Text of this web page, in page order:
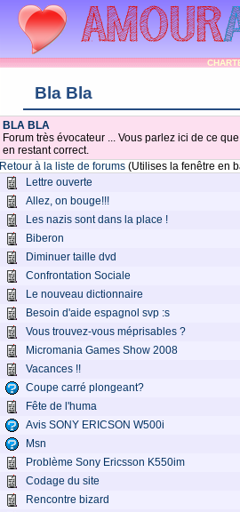
Bla Bla
BLA BLA
Forum très évocateur ... Vous parlez ici de ce
en restant correct.
Retour à la liste de forums (Utilises la fenêtre en
Lettre ouverte
Allez, on bouge!!!
Les nazis sont dans la place !
Biberon
Diminuer taille dvd
Confrontation Sociale
Le nouveau dictionnaire
Besoin d'aide espagnol svp :s
Vous trouvez-vous méprisables ?
Micromania Games Show 2008
Vacances !!
Coupe carré plongeant?
Fête de l'huma
Avis SONY ERICSON W500i
Msn
Problème Sony Ericsson K550im
Codage du site
Rencontre bizard